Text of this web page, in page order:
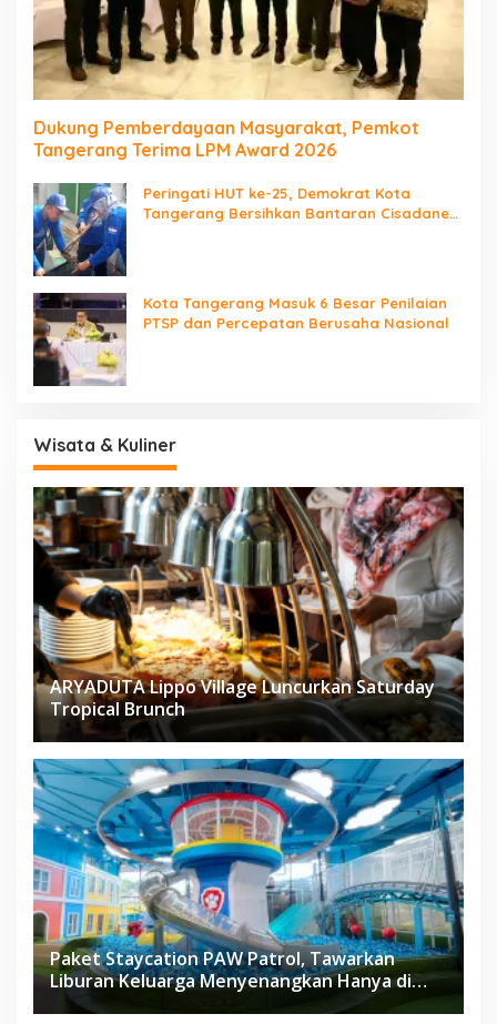
Dukung Pemberdayaan Masyarakat, Pemkot
Tangerang Terima LPM Award 2026
Peringati HUT ke-25, Demokrat Kota
Tangerang Bersihkan Bantaran Cisadane
Kota Tangerang Masuk 6 Besar Penilaian
PTSP dan Percepatan Berusaha Nasional
Wisata & Kuliner
ARYADUTA Lippo Village Luncurkan Saturday
Tropical Brunch
Paket Staycation PAW Patrol, Tawarkan
Liburan Keluarga Menyenangkan Hanya di
Herloom Hotel BSD